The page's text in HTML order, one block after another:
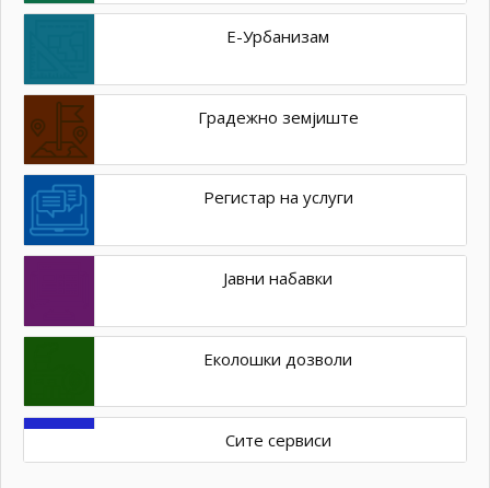
Е-Урбанизам
Градежно земјиште
Регистар на услуги
Јавни набавки
Еколошки дозволи
Сите сервиси